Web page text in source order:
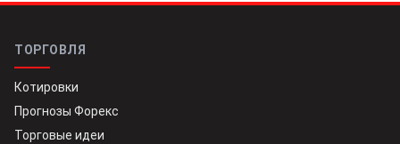
ТОРГОВЛЯ
Котировки
Прогнозы Форекс
Торговые идеи